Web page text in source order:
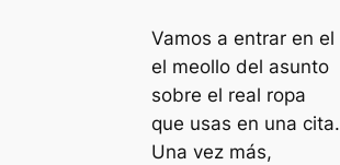
Vamos a entrar en el
el meollo del asunto
sobre el real ropa
que usas en una cita.
Una vez más,